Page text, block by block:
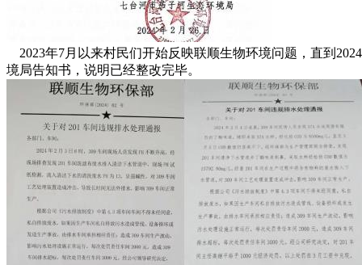
2023年7月以来村民们开始反映联顺生物环境问题，直到
境局告知书，说明已经整改完毕。